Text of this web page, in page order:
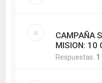
CAMPAÑA
MISION: 10
Respuestas: 1